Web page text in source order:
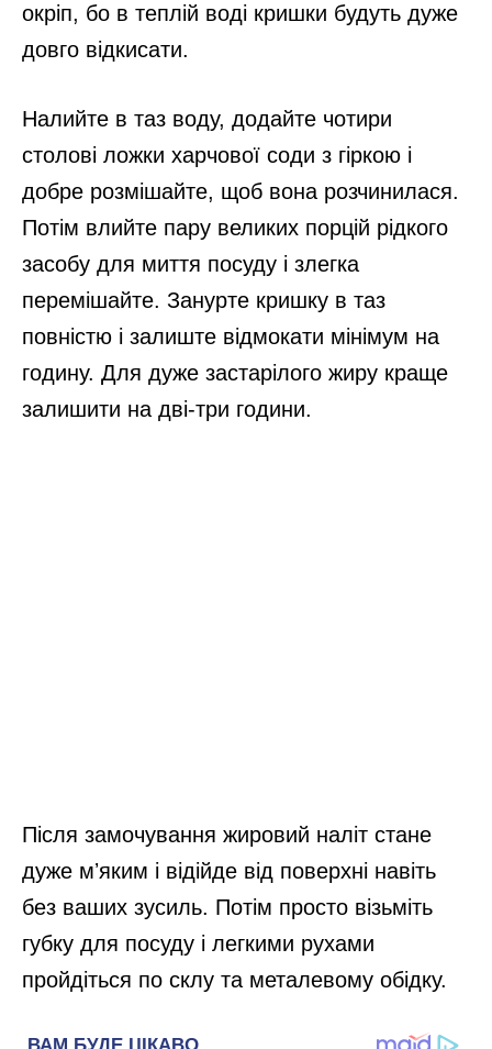
окріп, бо в теплій воді кришки будуть дуже
довго відкисати.
Налийте в таз воду, додайте чотири
столові ложки харчової соди з гіркою і
добре розмішайте, щоб вона розчинилася.
Потім влийте пару великих порцій рідкого
засобу для миття посуду і злегка
перемішайте. Занурте кришку в таз
повністю і залиште відмокати мінімум на
годину. Для дуже застарілого жиру краще
залишити на дві-три години.
Після замочування жировий наліт стане
дуже мʼяким і відійде від поверхні навіть
без ваших зусиль. Потім просто візьміть
губку для посуду і легкими рухами
пройдіться по склу та металевому обідку.